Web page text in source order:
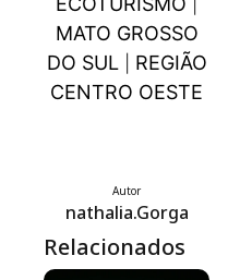
MATO GROSSO
DO SUL| REGIÃO
CENTRO OESTE
Autor
nathalia.Gorga
Relacionados